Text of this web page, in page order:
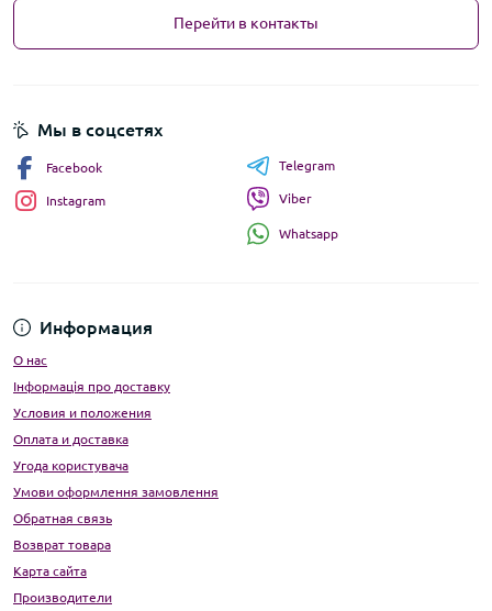
Перейти в контакты
Информация
О нас
Інформація про доставку
Условия и положения
Оплата и доставка
Угода користувача
Умови оформлення замовлення
Обратная связь
Возврат товара
Карта сайта
Производители
Мы в соцсетях
Facebook
Instagram
Telegram
Viber
Whatsapp